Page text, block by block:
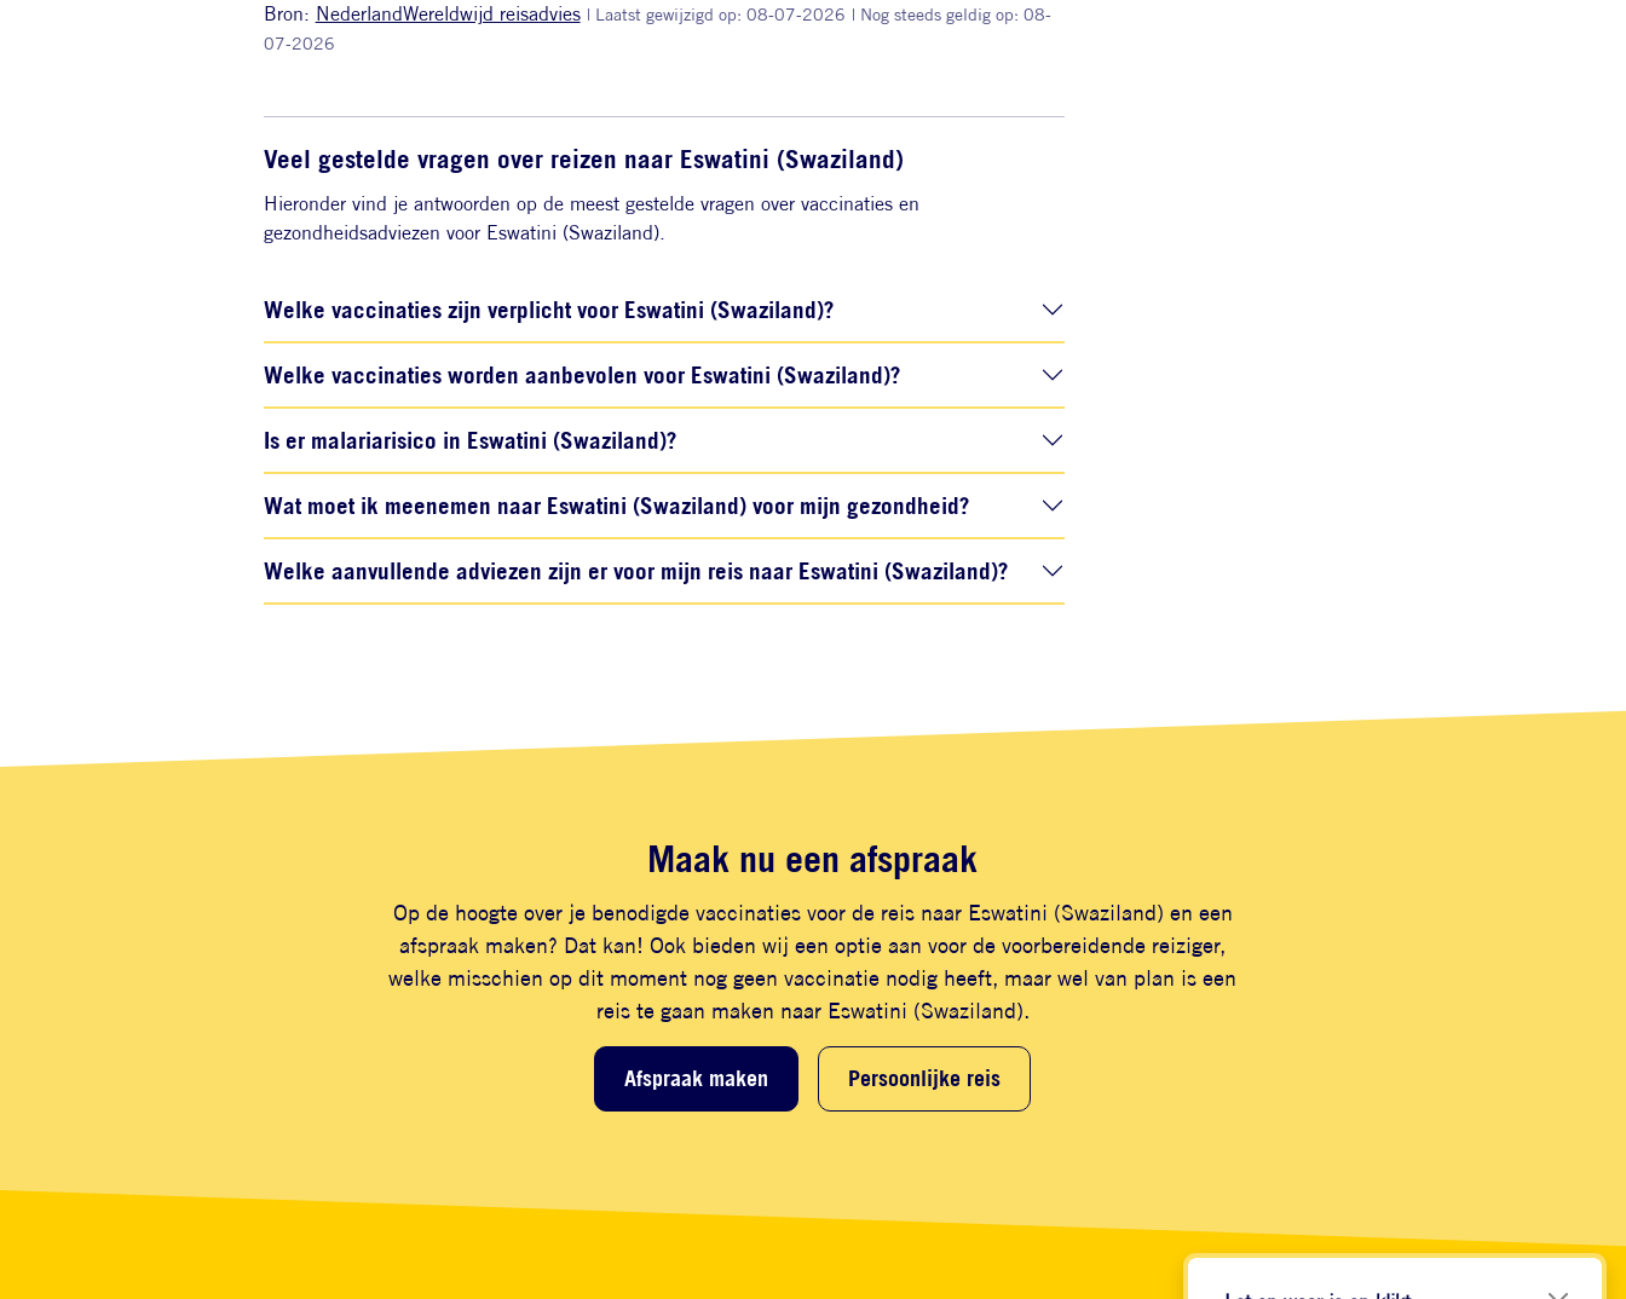
Bron: NederlandWereldwijd reisadvies | Laatst gewijzigd op: 08-07-2026 | Nog steeds geldig op: 08-
07-2026
Veel gestelde vragen over reizen naar Eswatini (Swaziland)
Hieronder vind je antwoorden op de meest gestelde vragen over vaccinaties en
gezondheidsadviezen voor Eswatini (Swaziland).
Welke vaccinaties zijn verplicht voor Eswatini (Swaziland)?
Welke vaccinaties worden aanbevolen voor Eswatini (Swaziland)?
Is er malariarisico in Eswatini (Swaziland)?
Wat moet ik meenemen naar Eswatini (Swaziland) voor mijn gezondheid?
Welke aanvullende adviezen zijn er voor mijn reis naar Eswatini (Swaziland)?
Maak nu een afspraak
Op de hoogte over je benodigde vaccinaties voor de reis naar Eswatini (Swaziland) en een
afspraak maken? Dat kan! Ook bieden wij een optie aan voor de voorbereidende reiziger,
welke misschien op dit moment nog geen vaccinatie nodig heeft, maar wel van plan is een
reis te gaan maken naar Eswatini (Swaziland).
Afspraak maken Persoonlijke reis